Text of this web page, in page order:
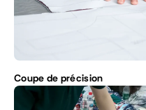
Coupe de précision